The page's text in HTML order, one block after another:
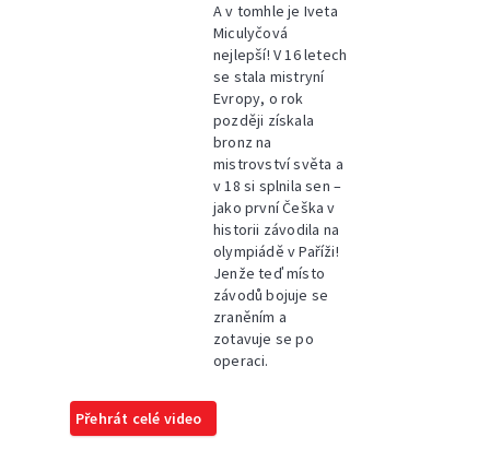
A v tomhle je Iveta
Miculyčová
nejlepší! V 16 letech
se stala mistryní
Evropy, o rok
později získala
bronz na
mistrovství světa a
v 18 si splnila sen –
jako první Češka v
historii závodila na
olympiádě v Paříži!
Jenže teď místo
závodů bojuje se
zraněním a
zotavuje se po
operaci.
Přehrát celé video